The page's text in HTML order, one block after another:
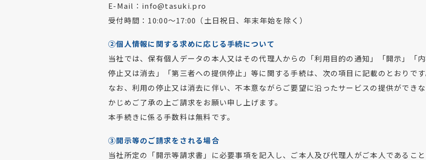
E-Mail：info@tasuki.pro
受付時間：10:00～17:00（土日祝日、年末年始を除く）
②個人情報に関する求めに応じる手続について
当社では、保有個人データの本人又はその代理人からの「利用目的の通知」「開示」「
停止又は消去」「第三者への提供停止」等に関する手続は、次の項目に記載のとおりです
なお、利用の停止又は消去に伴い、不本意ながらご要望に沿ったサービスの提供ができ
かじめご了承の上ご請求をお願い申し上げます。
本手続きに係る手数料は無料です。
③開示等のご請求をされる場合
当社所定の「開示等請求書」に必要事項を記入し、ご本人及び代理人がご本人であるこ